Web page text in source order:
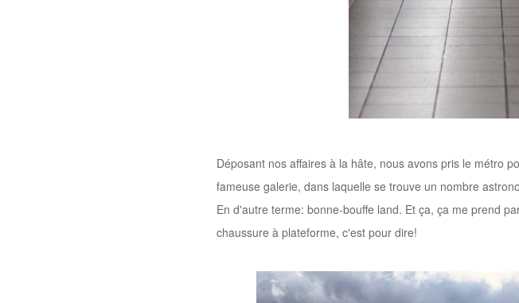
Déposant nos affaires à la hâte, nous avons pris le métro
fameuse galerie, dans laquelle se trouve un nombre
En d'autre terme: bonne-bouffe land. Et ça, ça me prend
chaussure à plateforme, c'est pour dire!